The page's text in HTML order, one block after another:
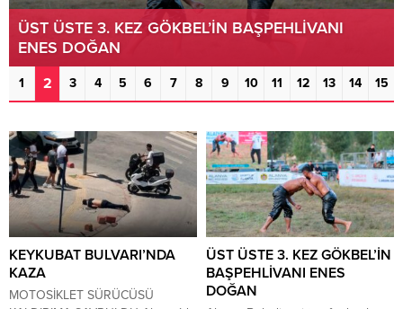
ÜST ÜSTE 3. KEZ GÖKBEL’İN BAŞPEHLİVANI
ENES DOĞAN
1 2 3 4 5 6 7 8 9 10 11 12 13 14 15
KEYKUBAT BULVARI’NDA
KAZA
MOTOSİKLET SÜRÜCÜSÜ
ÜST ÜSTE 3. KEZ GÖKBEL’İN
BAŞPEHLİVANI ENES
DOĞAN